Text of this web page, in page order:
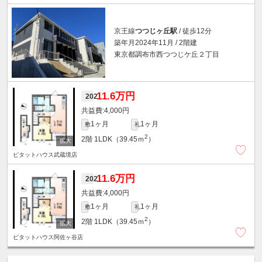
京王線つつじヶ丘駅 / 徒歩12分
築年月2024年11月 / 2階建
東京都調布市西つつじケ丘２丁目
20211.6万円
4,000円
敷1ヶ月 礼1ヶ月
2階 1LDK（39.45ｍ2 ）
ピタットハウス武蔵境店
20211.6万円
4,000円
敷1ヶ月 礼1ヶ月
2階 1LDK（39.45ｍ2 ）
ピタットハウス阿佐ヶ谷店